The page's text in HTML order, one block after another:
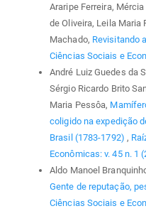
Araripe Ferreira,
de Oliveira, Leila Maria
Machado, Revisitando
Ciências Sociais e
André Luiz Guedes da
Sérgio Ricardo Brito
Maria Pessôa,
coligido na expedição
Brasil (1783-1792) ,
Econômicas: v. 45 n. 1
Aldo Manoel
Gente de reputação,
Ciências Sociais e